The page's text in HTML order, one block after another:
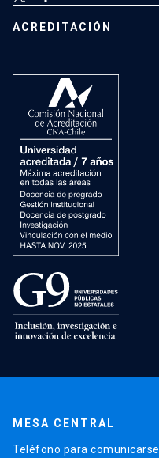
ACREDITACIÓN
MESA CENTRAL
Teléfono para